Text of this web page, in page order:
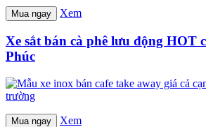
Mua ngay Xem
Xe sắt bán cà phê lưu động HOT
Phúc
Mua ngay Xem